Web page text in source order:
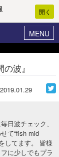
開く
MENU
ム
波』
2019.01.29
日波チェック、
て“fish mid
してます。 皆様
に少しでもプラ